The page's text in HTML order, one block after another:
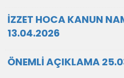
İZZET HOCA KANUN
13.04.2026
ÖNEMLİ AÇIKLAMA